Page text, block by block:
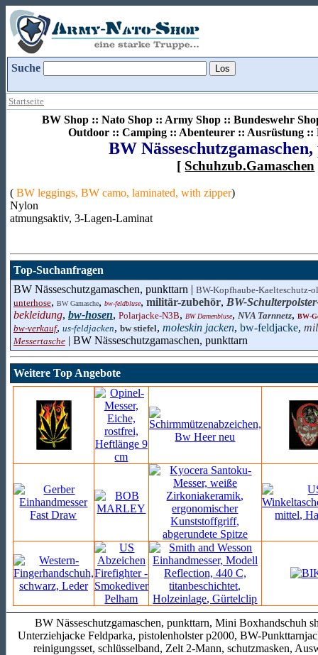
Suche
Startseite
BW Shop :: Nato Shop :: Army Shop :: Bundeswehr
Outdoor :: Camping :: Abenteurer :: Ausrüstung ::
BW
[ Schuhzub.Gamaschen
( BW leggings, BW camo, laminated, with zipper)
Nylon
atmungsaktiv, 3-Lagen-Laminat
Top-Suchanfragen
BW Nässeschutzgamaschen, punkttarn | BW-Kopfhaube-Kaelteschutz-
unterhose, BW Gamasche, bw-feldbluse, militär-zubehör, BW-
bekleidung, bw-hosen, Polarjacke-N3B, BW Damenbluse, NVA Tarnnetz, BW-
bw-verkauf, us-feldjacken, bw stiefel, moleskin jacken, bw-feldjacke,
Messertasche | BW Nässeschutzgamaschen, punkttarn
Weitere Top Angebote
BW Nässeschutzgamaschen, punkttarn, Mini Boxhandschuh
Unterziehjacke Feldparka, pistolenholster p2000, BW-
reinigungsset, schlüsselband, Zelt 2-Mann, schutzmasken,